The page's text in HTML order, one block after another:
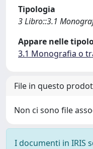
Tipologia
3 Libro::3.1
Appare nelle
3.1 Monografia o
File in questo
Non ci sono file
I documenti in IRIS